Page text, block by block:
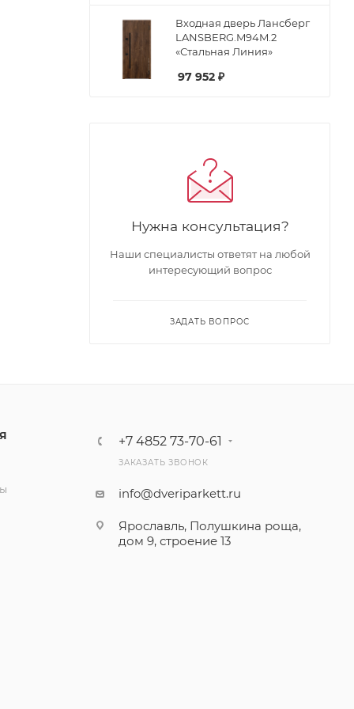
Входная дверь Лансберг
LANSBERG.M94M.2
«Стальная Линия»
97 952 ₽
Нужна консультация?
Наши специалисты ответят на любой
интересующий вопрос
ЗАДАТЬ ВОПРОС
+7 4852 73-70-61
ЗАКАЗАТЬ ЗВОНОК
info@dveriparkett.ru
Ярославль, Полушкина роща,
дом 9, строение 13